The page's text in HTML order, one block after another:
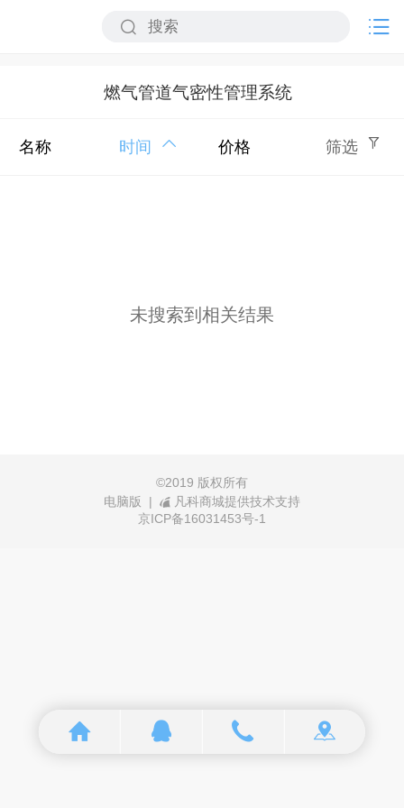
燃气管道气密性管理系统
名称 时间 价格 筛选
未搜索到相关结果
©2019 版权所有
电脑版
|
凡科商城提供技术支持
京ICP备16031453号-1